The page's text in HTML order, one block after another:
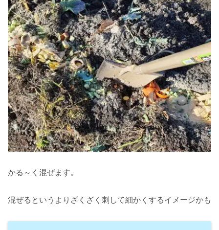
かる～く混ぜます。
混ぜるというよりざくざく刺して細かくするイメージかも